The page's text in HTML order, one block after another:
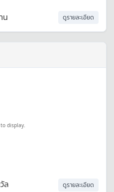
ดูรายละเอียด
น
display.
ดูรายละเอียด
ล